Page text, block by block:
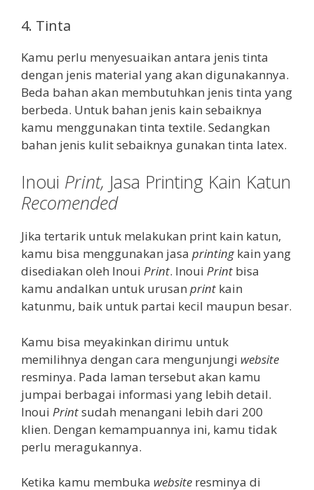
4. Tinta
Kamu perlu menyesuaikan antara jenis tinta
dengan jenis material yang akan digunakannya.
Beda bahan akan membutuhkan jenis tinta yang
berbeda. Untuk bahan jenis kain sebaiknya
kamu menggunakan tinta textile. Sedangkan
bahan jenis kulit sebaiknya gunakan tinta latex.
Inoui Print, Jasa Printing Kain Katun
Recomended
Jika tertarik untuk melakukan print kain katun,
kamu bisa menggunakan jasa printingkain yang
disediakan oleh Inoui Print. Inoui Print bisa
kamu andalkan untuk urusan print kain
katunmu, baik untuk partai kecil maupun besar.
Kamu bisa meyakinkan dirimu untuk
memilihnya dengan cara mengunjungi website
resminya. Pada laman tersebut akan kamu
jumpai berbagai informasi yang lebih detail.
Inoui Printsudah menangani lebih dari 200
klien. Dengan kemampuannya ini, kamu tidak
perlu meragukannya.
Ketika kamu membuka website resminya di